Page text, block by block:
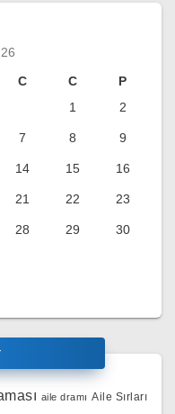
C C
P
1
2
7 8 9
14 15 16
21 22 23
28 29 30
aile dramı Aile Sırları